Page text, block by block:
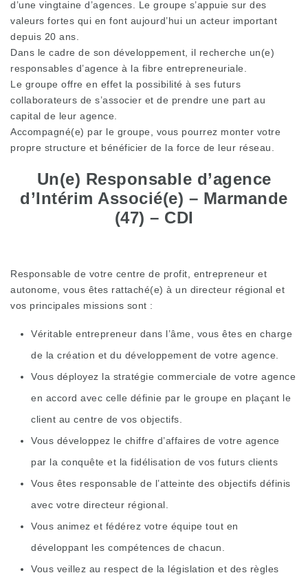
d’une vingtaine d’agences. Le groupe s’appuie sur des
valeurs fortes qui en font aujourd’hui un acteur important
depuis 20 ans.
Dans le cadre de son développement, il recherche un(e)
responsables d’agence à la fibre entrepreneuriale.
Le groupe offre en effet la possibilité à ses futurs
collaborateurs de s’associer et de prendre une part au
capital de leur agence.
Accompagné(e) par le groupe, vous pourrez monter votre
propre structure et bénéficier de la force de leur réseau.
Un(e) Responsable d’agence
d’Intérim Associé(e) – Marmande
(47) – CDI
Responsable de votre centre de profit, entrepreneur et
autonome, vous êtes rattaché(e) à un directeur régional et
vos principales missions sont :
Véritable entrepreneur dans l’âme, vous êtes en charge
de la création et du développement de votre agence.
Vous déployez la stratégie commerciale de votre agence
en accord avec celle définie par le groupe en plaçant le
client au centre de vos objectifs.
Vous développez le chiffre d’affaires de votre agence
par la conquête et la fidélisation de vos futurs clients
Vous êtes responsable de l’atteinte des objectifs définis
avec votre directeur régional.
Vous animez et fédérez votre équipe tout en
développant les compétences de chacun.
Vous veillez au respect de la législation et des règles